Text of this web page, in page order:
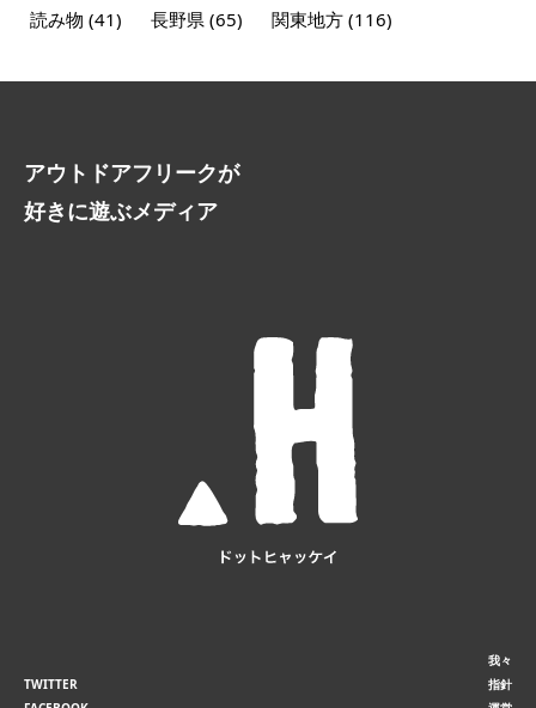
読み物 (41) 長野県 (65) 関東地方(116)
アウトドアフリークが
好きに遊ぶメディア
TWITTER
我々
指針